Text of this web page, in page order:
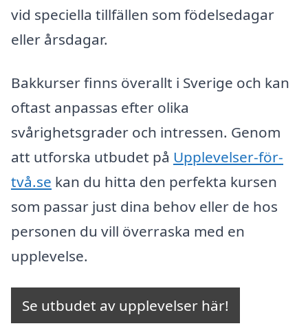
vid speciella tillfällen som födelsedagar
eller årsdagar.
Bakkurser finns överallt i Sverige och kan
oftast anpassas efter olika
svårighetsgrader och intressen. Genom
att utforska utbudet på Upplevelser-för-
två.se kan du hitta den perfekta kursen
som passar just dina behov eller de hos
personen du vill överraska med en
upplevelse.
Se utbudet av upplevelser här!